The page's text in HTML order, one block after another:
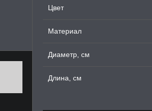
Цвет
Материал
Диаметр, см
Длина, см